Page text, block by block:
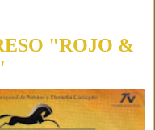
"ROJO &